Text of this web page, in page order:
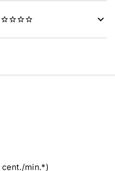
cent./min.*)